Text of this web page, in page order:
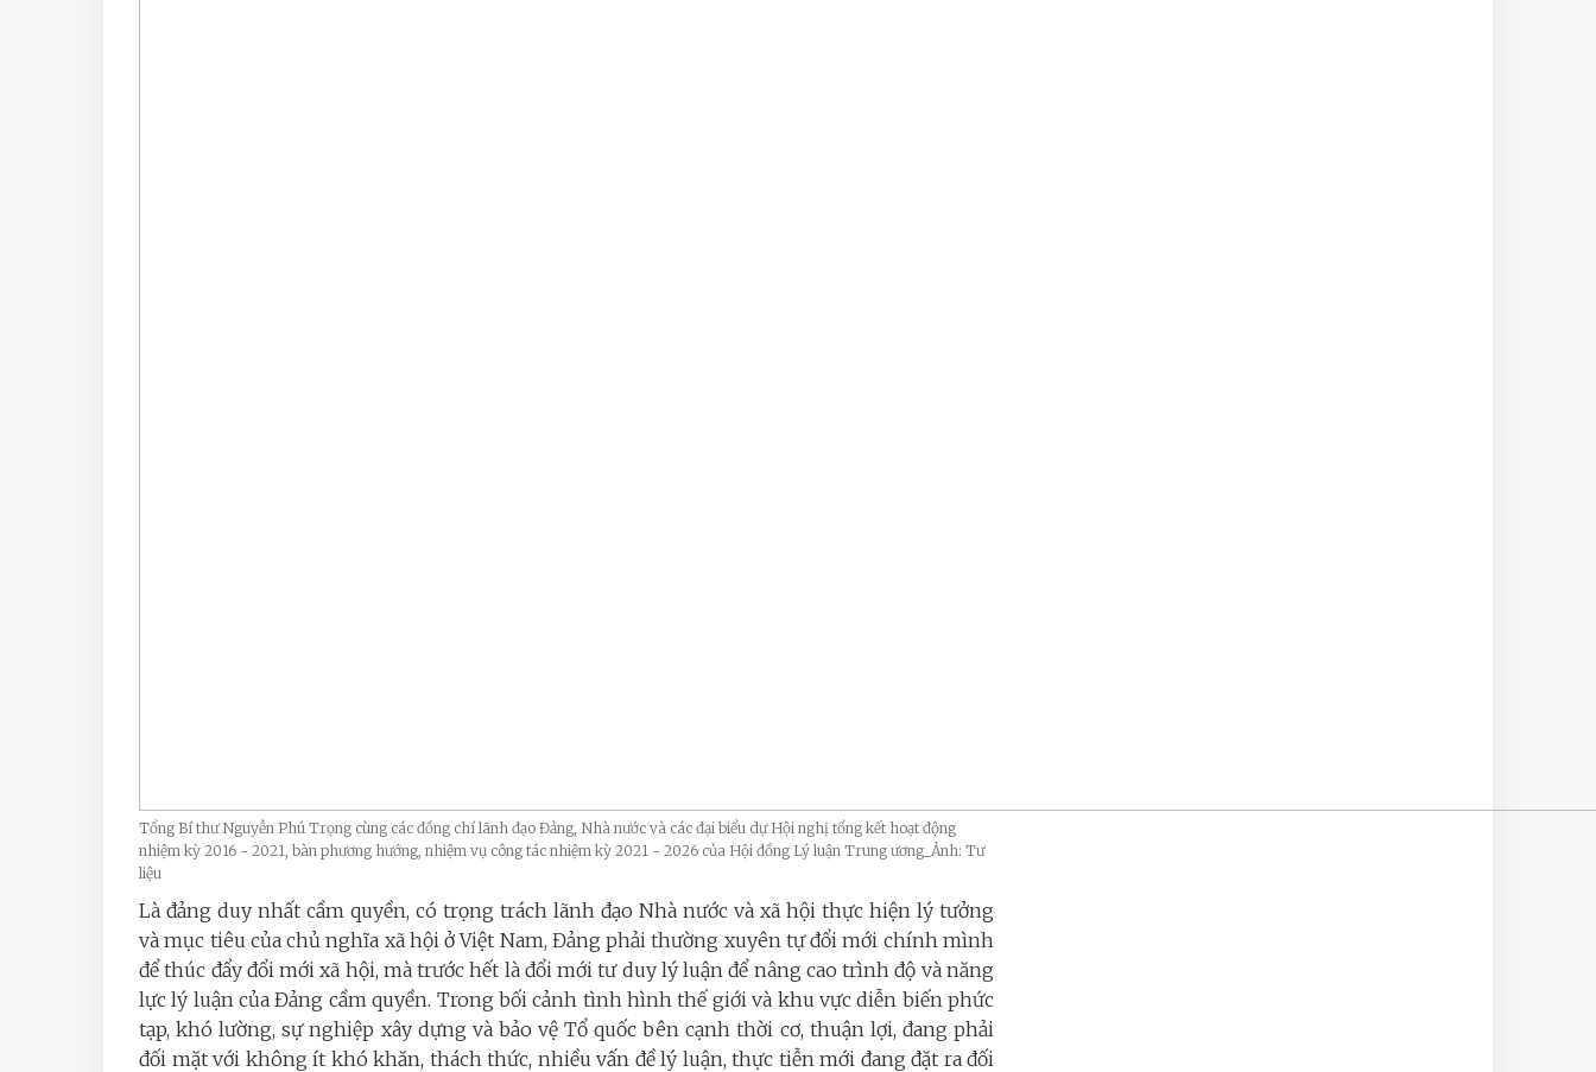
Tổng Bí thư Nguyễn Phú Trọng cùng các đồng chí lãnh đạo Đảng, Nhà nước và các đại biểu dự Hội nghị tổng kết hoạt động
nhiệm kỳ 2016 - 2021, bàn phương hướng, nhiệm vụ công tác nhiệm kỳ 2021 - 2026 của Hội đồng Lý luận Trung ương_Ảnh: Tư
liệu
Là đảng duy nhất cầm quyền, có trọng trách lãnh đạo Nhà nước và xã hội thực hiện lý tưởng
và mục tiêu của chủ nghĩa xã hội ở Việt Nam, Đảng phải thường xuyên tự đổi mới chính mình
để thúc đẩy đổi mới xã hội, mà trước hết là đổi mới tư duy lý luận để nâng cao trình độ và năng
lực lý luận của Đảng cầm quyền. Trong bối cảnh tình hình thế giới và khu vực diễn biến phức
tạp, khó lường, sự nghiệp xây dựng và bảo vệ Tổ quốc bên cạnh thời cơ, thuận lợi, đang phải
đối mặt với không ít khó khăn, thách thức, nhiều vấn đề lý luận, thực tiễn mới đang đặt ra đối